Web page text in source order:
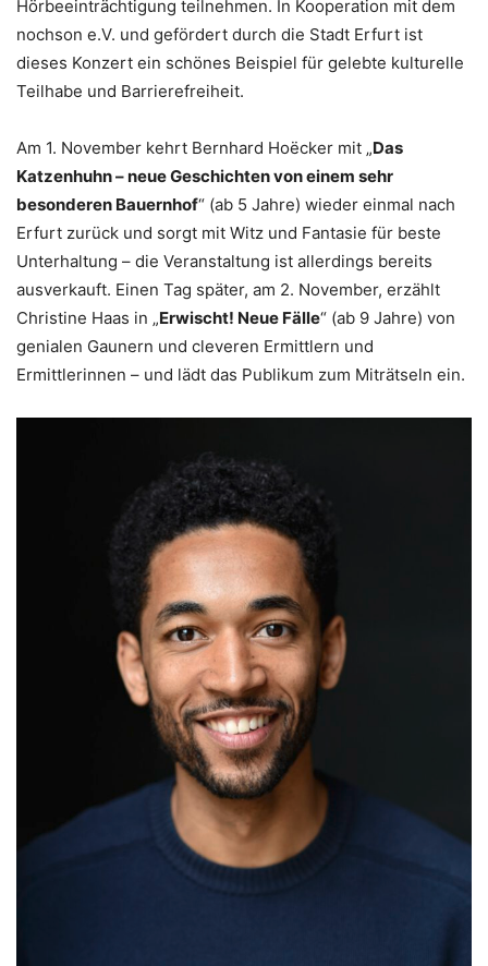
Hörbeeinträchtigung teilnehmen. In Kooperation mit dem
nochson e.V. und gefördert durch die Stadt Erfurt ist
dieses Konzert ein schönes Beispiel für gelebte kulturelle
Teilhabe und Barrierefreiheit.
Am 1. November kehrt Bernhard Hoëcker mit „Das
Katzenhuhn – neue Geschichten von einem sehr
besonderen Bauernhof“ (ab 5 Jahre) wieder einmal nach
Erfurt zurück und sorgt mit Witz und Fantasie für beste
Unterhaltung – die Veranstaltung ist allerdings bereits
ausverkauft. Einen Tag später, am 2. November, erzählt
Christine Haas in „Erwischt! Neue Fälle“ (ab 9 Jahre) von
genialen Gaunern und cleveren Ermittlern und
Ermittlerinnen – und lädt das Publikum zum Miträtseln ein.